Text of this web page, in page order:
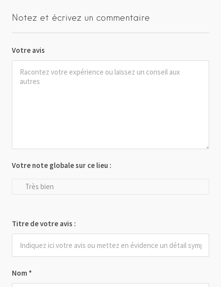
Notez et écrivez un commentaire
Votre avis
Nom *
Votre note globale sur ce lieu :
Très bien
Titre de votre avis :